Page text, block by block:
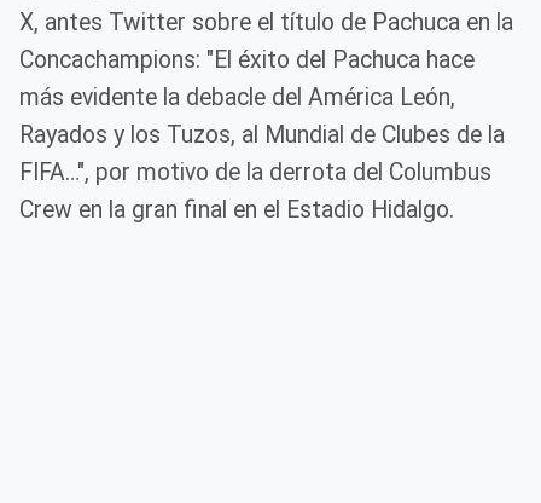
X, antes Twitter sobre el título de Pachuca en la
Concachampions: "El éxito del Pachuca hace
más evidente la debacle del América León,
Rayados y los Tuzos, al Mundial de Clubes de la
FIFA…", por motivo de la derrota del Columbus
Crew en la gran final en el Estadio Hidalgo.